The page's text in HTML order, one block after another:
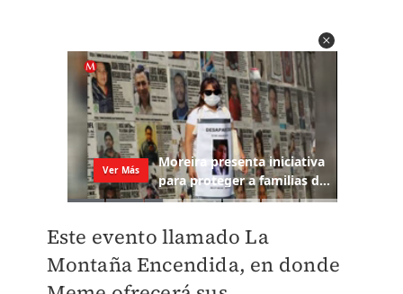
Este evento llamado La
Montaña Encendida, en donde